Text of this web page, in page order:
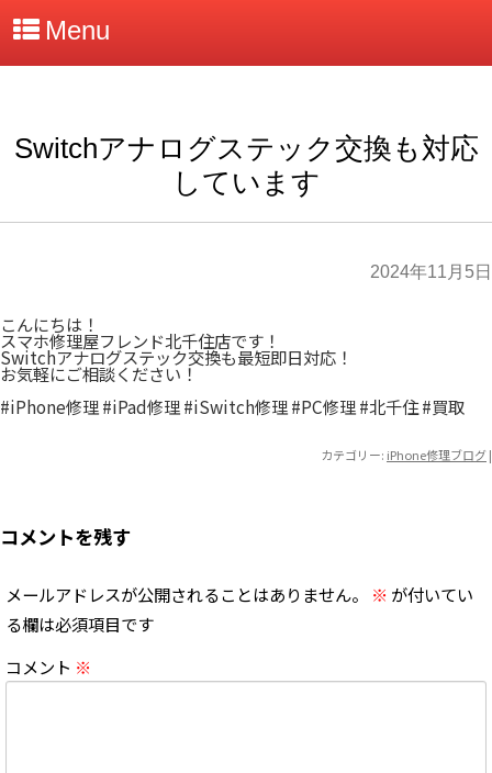
Menu
Switchアナログステック交換も対応
しています
2024年11月5日
こんにちは！
スマホ修理屋フレンド北千住店です！
Switchアナログステック交換も最短即日対応！
お気軽にご相談ください！
#iPhone修理#iPad修理#iSwitch修理#PC修理#北千住#買取
カテゴリー: iPhone修理ブログ|
コメントを残す
メールアドレスが公開されることはありません。 ※ が付いてい
る欄は必須項目です
コメント ※